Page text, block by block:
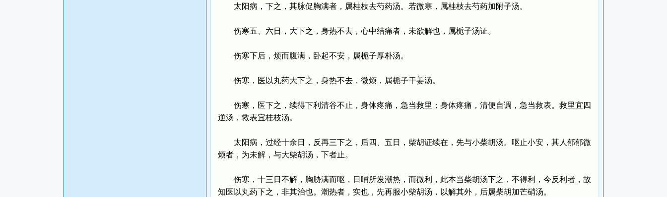
太阳病，下之，其脉促胸满者，属桂枝去芍药汤。若微寒，属桂枝去芍药加附子汤。
伤寒五、六日，大下之，身热不去，心中结痛者，未欲解也，属栀子汤证。
伤寒下后，烦而腹满，卧起不安，属栀子厚朴汤。
伤寒，医以丸药大下之，身热不去，微烦，属栀子干姜汤。
伤寒，医下之，续得下利清谷不止，身体疼痛，急当救里；身体疼痛，清便自调，急当救表。救里宜四
逆汤，救表宜桂枝汤。
太阳病，过经十余日，反再三下之，后四、五日，柴胡证续在，先与小柴胡汤。呕止小安，其人郁郁微
烦者，为未解，与大柴胡汤，下者止。
伤寒，十三日不解，胸胁满而呕，日晡所发潮热，而微利，此本当柴胡汤下之，不得利，今反利者，故
知医以丸药下之，非其治也。潮热者，实也，先再服小柴胡汤，以解其外，后属柴胡加芒硝汤。